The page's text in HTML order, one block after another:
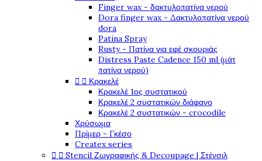
Finger wax - δακτυλοπατίνα νερού
Dora finger wax - Δακτυλοπατίνα νερού
dora
Patina Spray
Rusty - Πατίνα για εφέ σκουριάς
Distress Paste Cadence 150 ml (μάτ
πατίνα νερού)
  Κρακελέ
Κρακελέ 1ος συστατικού
Κρακελέ 2 συστατικών διάφανο
Κρακελέ 2 συστατικών - crocodile
Χρύσωμα
Πρίμερ - Γκέσο
Createx series
  Stencil Ζωγραφικής & Decoupage | Στένσιλ